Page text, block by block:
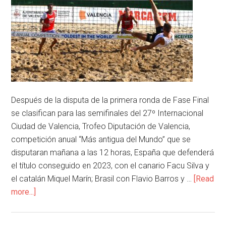
Después de la disputa de la primera ronda de Fase Final
se clasifican para las semifinales del 27º Internacional
Ciudad de Valencia, Trofeo Diputación de Valencia,
competición anual “Más antigua del Mundo” que se
disputaran mañana a las 12 horas, España que defenderá
el título conseguido en 2023, con el canario Facu Silva y
el catalán Miquel Marín; Brasil con Flavio Barros y … [Read
more...]